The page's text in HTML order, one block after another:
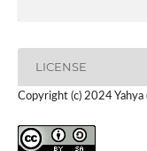
LICENSE
Copyright (c) 2024 Yahya